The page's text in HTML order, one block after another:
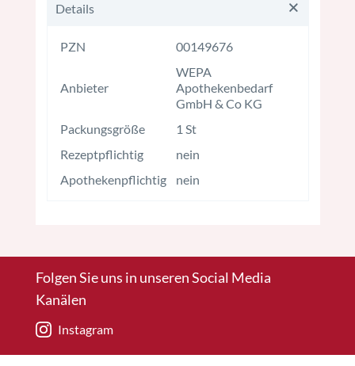
Details
PZN 00149676
Anbieter
WEPA
Apothekenbedarf
GmbH & Co KG
Packungsgröße
1 St
Rezeptpflichtig
nein
Apothekenpflichtig
nein
Folgen Sie uns in unseren Social Media
Kanälen
Instagram